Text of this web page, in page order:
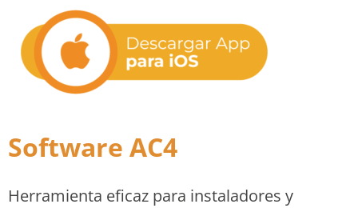
Software AC4
Herramienta eficaz para instaladores y